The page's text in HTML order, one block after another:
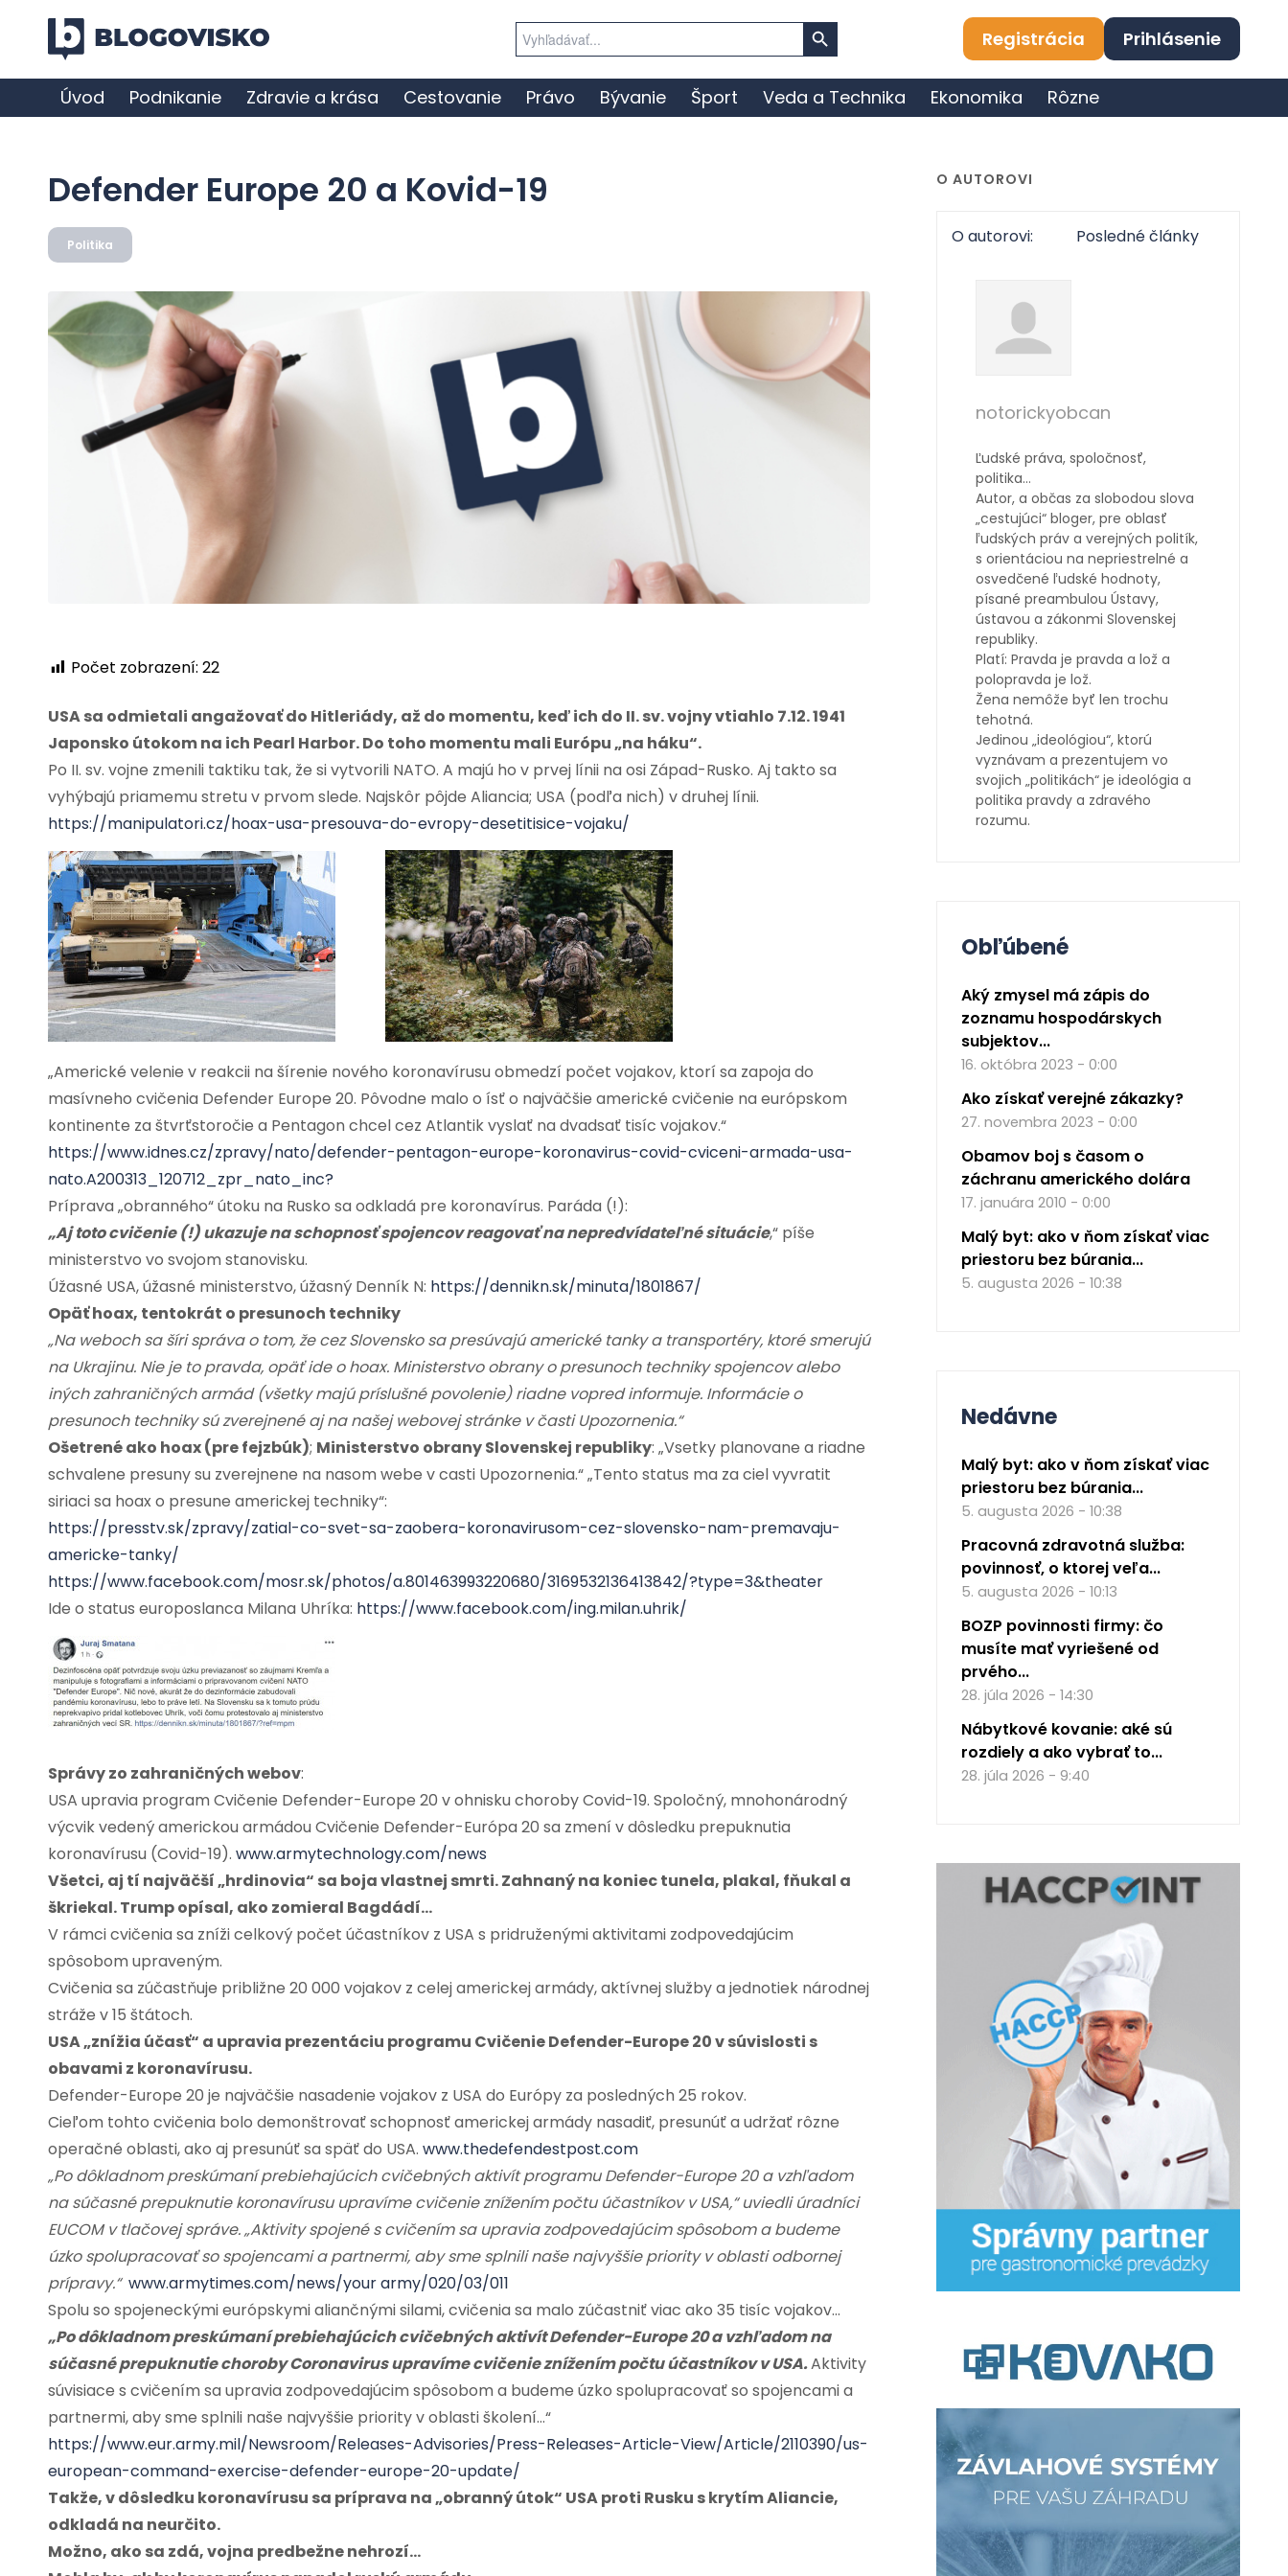
for:
Search Button
Registrácia Prihlásenie
Úvod Podnikanie Zdravie a krása Cestovanie Právo Bývanie Šport Veda a Technika Ekonomika Rôzne
Defender Europe 20 a Kovid-19
Politika
Počet zobrazení: 22
USA sa odmietali angažovať do Hitleriády, až do momentu, keď ich do II. sv. vojny vtiahlo 7.12. 1941
Japonsko útokom na ich Pearl Harbor. Do toho momentu mali Európu „na háku“.
Po II. sv. vojne zmenili taktiku tak, že si vytvorili NATO. A majú ho v prvej línii na osi Západ-Rusko. Aj takto sa
vyhýbajú priamemu stretu v prvom slede. Najskôr pôjde Aliancia; USA (podľa nich) v druhej línii.
https://manipulatori.cz/hoax-usa-presouva-do-evropy-desetitisice-vojaku/
„Americké velenie v reakcii na šírenie nového koronavírusu obmedzí počet vojakov, ktorí sa zapoja do
masívneho cvičenia Defender Europe 20. Pôvodne malo o ísť o najväčšie americké cvičenie na európskom
kontinente za štvrťstoročie a Pentagon chcel cez Atlantik vyslať na dvadsať tisíc vojakov.“
https://www.idnes.cz/zpravy/nato/defender-pentagon-europe-koronavirus-covid-cviceni-armada-usa-
nato.A200313_120712_zpr_nato_inc?
Príprava „obranného“ útoku na Rusko sa odkladá pre koronavírus. Paráda (!):
„Aj toto cvičenie (!) ukazuje na schopnosť spojencov reagovať na nepredvídateľné situácie,“ píše
ministerstvo vo svojom stanovisku.
Úžasné USA, úžasné ministerstvo, úžasný Denník N: https://dennikn.sk/minuta/1801867/
Opäť hoax, tentokrát o presunoch techniky
„Na weboch sa šíri správa o tom, že cez Slovensko sa presúvajú americké tanky a transportéry, ktoré smerujú
na Ukrajinu. Nie je to pravda, opäť ide o hoax. Ministerstvo obrany o presunoch techniky spojencov alebo
iných zahraničných armád (všetky majú príslušné povolenie) riadne vopred informuje. Informácie o
presunoch techniky sú zverejnené aj na našej webovej stránke v časti Upozornenia.“
Ošetrené ako hoax (pre fejzbúk); Ministerstvo obrany Slovenskej republiky: „Vsetky planovane a riadne
schvalene presuny su zverejnene na nasom webe v casti Upozornenia.“ „Tento status ma za ciel vyvratit
siriaci sa hoax o presune americkej techniky“:
https://presstv.sk/zpravy/zatial-co-svet-sa-zaobera-koronavirusom-cez-slovensko-nam-premavaju-
americke-tanky/
https://www.facebook.com/mosr.sk/photos/a.801463993220680/3169532136413842/?type=3&theater
Ide o status europoslanca Milana Uhríka: https://www.facebook.com/ing.milan.uhrik/
Správy zo zahraničných webov:
USA upravia program Cvičenie Defender-Europe 20 v ohnisku choroby Covid-19. Spoločný, mnohonárodný
výcvik vedený americkou armádou Cvičenie Defender-Európa 20 sa zmení v dôsledku prepuknutia
koronavírusu (Covid-19). www.armytechnology.com/news
Všetci, aj tí najväčší „hrdinovia“ sa boja vlastnej smrti. Zahnaný na koniec tunela, plakal, fňukal a
škriekal. Trump opísal, ako zomieral Bagdádí…
V rámci cvičenia sa zníži celkový počet účastníkov z USA s pridruženými aktivitami zodpovedajúcim
spôsobom upraveným.
Cvičenia sa zúčastňuje približne 20 000 vojakov z celej americkej armády, aktívnej služby a jednotiek národnej
stráže v 15 štátoch.
USA „znížia účasť“ a upravia prezentáciu programu Cvičenie Defender-Europe 20 v súvislosti s
obavami z koronavírusu.
Defender-Europe 20 je najväčšie nasadenie vojakov z USA do Európy za posledných 25 rokov.
Cieľom tohto cvičenia bolo demonštrovať schopnosť americkej armády nasadiť, presunúť a udržať rôzne
operačné oblasti, ako aj presunúť sa späť do USA. www.thedefendestpost.com
„Po dôkladnom preskúmaní prebiehajúcich cvičebných aktivít programu Defender-Europe 20 a vzhľadom
na súčasné prepuknutie koronavírusu upravíme cvičenie znížením počtu účastníkov v USA,“ uviedli úradníci
EUCOM v tlačovej správe. „Aktivity spojené s cvičením sa upravia zodpovedajúcim spôsobom a budeme
úzko spolupracovať so spojencami a partnermi, aby sme splnili naše najvyššie priority v oblasti odbornej
prípravy.“ www.armytimes.com/news/your army/020/03/011
Spolu so spojeneckými európskymi aliančnými silami, cvičenia sa malo zúčastniť viac ako 35 tisíc vojakov…
„Po dôkladnom preskúmaní prebiehajúcich cvičebných aktivít Defender-Europe 20 a vzhľadom na
súčasné prepuknutie choroby Coronavirus upravíme cvičenie znížením počtu účastníkov v USA.Aktivity
súvisiace s cvičením sa upravia zodpovedajúcim spôsobom a budeme úzko spolupracovať so spojencami a
partnermi, aby sme splnili naše najvyššie priority v oblasti školení…“
https://www.eur.army.mil/Newsroom/Releases-Advisories/Press-Releases-Article-View/Article/2110390/us-
european-command-exercise-defender-europe-20-update/
Takže, v dôsledku koronavírusu sa príprava na „obranný útok“ USA proti Rusku s krytím Aliancie,
odkladá na neurčito.
Možno, ako sa zdá, vojna predbežne nehrozí…
O AUTOROVI
O autorovi: Posledné články
notorickyobcan
Ľudské práva, spoločnosť,
politika…
Autor, a občas za slobodou slova
„cestujúci“ bloger, pre oblasť
ľudských práv a verejných politík,
s orientáciou na nepriestrelné a
osvedčené ľudské hodnoty,
písané preambulou Ústavy,
ústavou a zákonmi Slovenskej
republiky.
Platí: Pravda je pravda a lož a
polopravda je lož.
Žena nemôže byť len trochu
tehotná.
Jedinou „ideológiou“, ktorú
vyznávam a prezentujem vo
svojich „politikách“ je ideológia a
politika pravdy a zdravého
rozumu.
Obľúbené
Aký zmysel má zápis do
zoznamu hospodárskych
subjektov...
16. októbra 2023 - 0:00
Ako získať verejné zákazky?
27. novembra 2023 - 0:00
Obamov boj s časom o
záchranu amerického dolára
17. januára 2010 - 0:00
Malý byt: ako v ňom získať viac
priestoru bez búrania...
5. augusta 2026 - 10:38
Nedávne
Malý byt: ako v ňom získať viac
priestoru bez búrania...
5. augusta 2026 - 10:38
Pracovná zdravotná služba:
povinnosť, o ktorej veľa...
5. augusta 2026 - 10:13
BOZP povinnosti firmy: čo
musíte mať vyriešené od
prvého...
28. júla 2026 - 14:30
Nábytkové kovanie: aké sú
rozdiely a ako vybrať to...
28. júla 2026 - 9:40